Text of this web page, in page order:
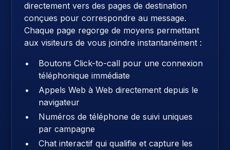
directement vers des pages de destination
conçues pour correspondre au message.
Chaque page regorge de moyens permettant
aux visiteurs de vous joindre instantanément :
Boutons Click-to-call pour une connexion
téléphonique immédiate
Appels Web à Web directement depuis le
navigateur
Numéros de téléphone de suivi uniques
par campagne
Chat interactif qui qualifie et capture les